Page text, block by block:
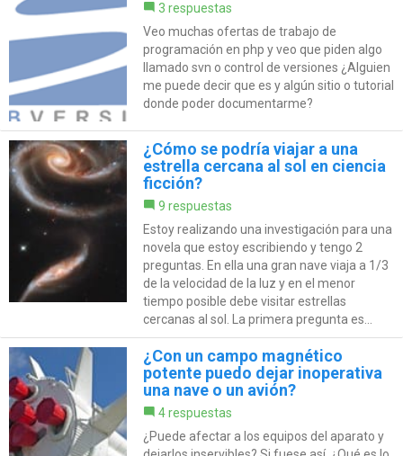
3 respuestas
Veo muchas ofertas de trabajo de
programación en php y veo que piden algo
llamado svn o control de versiones ¿Alguien
me puede decir que es y algún sitio o tutorial
donde poder documentarme?
¿Cómo se podría viajar a una
estrella cercana al sol en ciencia
ficción?
9 respuestas
Estoy realizando una investigación para una
novela que estoy escribiendo y tengo 2
preguntas. En ella una gran nave viaja a 1/3
de la velocidad de la luz y en el menor
tiempo posible debe visitar estrellas
cercanas al sol. La primera pregunta es...
¿Con un campo magnético
potente puedo dejar inoperativa
una nave o un avión?
4 respuestas
¿Puede afectar a los equipos del aparato y